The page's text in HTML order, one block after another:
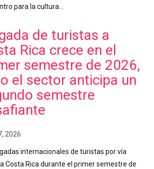
para la cultura…
de turistas a
Rica crece en el
semestre de 2026,
el sector anticipa un
semestre
2026
internacionales de turistas por vía
Costa Rica durante el primer semestre de